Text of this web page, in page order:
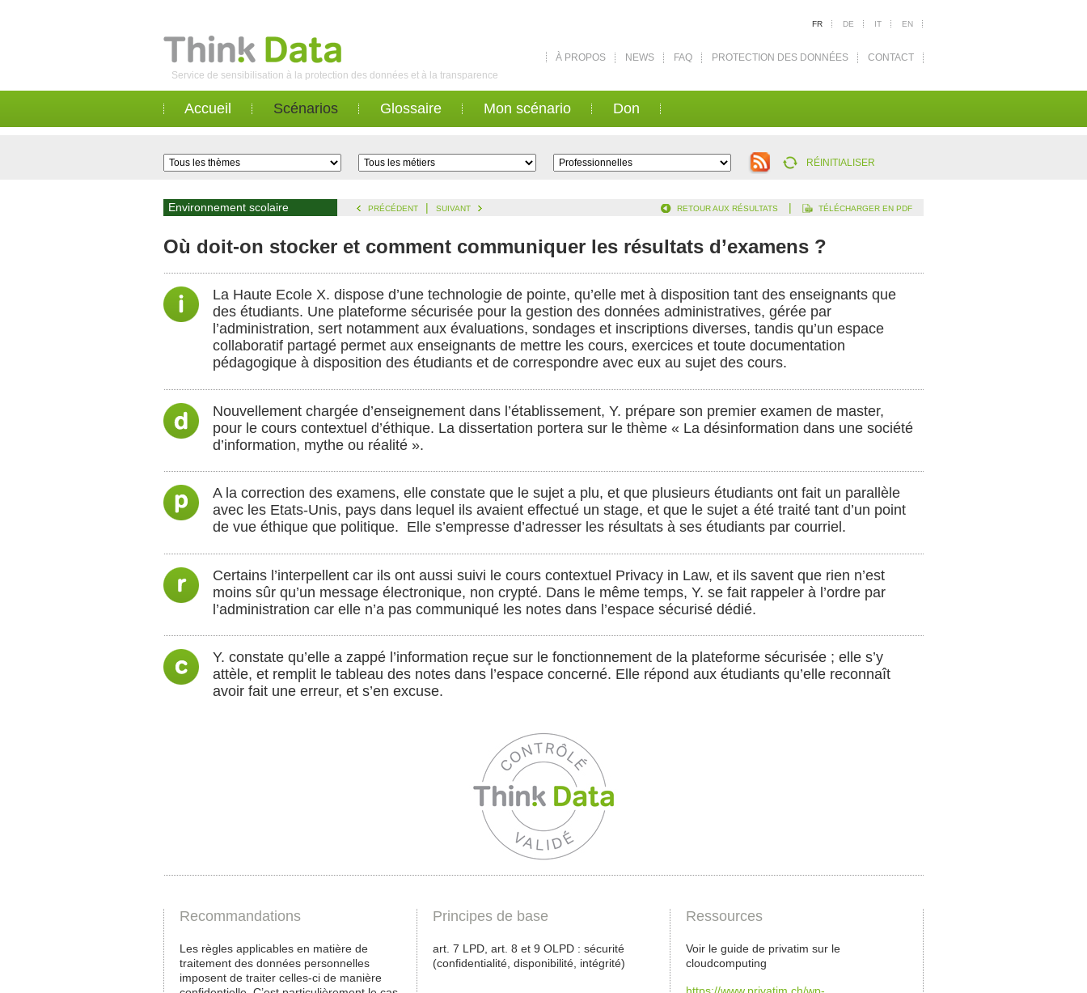
Service de sensibilisation à la protection des données et à la transparence
FR DE IT EN
À PROPOS NEWS FAQ PROTECTION DES DONNÉES CONTACT
Accueil Scénarios Glossaire Mon scénario Don
RÉINITIALISER
Environnement scolaire PRÉCÉDENT | SUIVANT RETOUR AUX RÉSULTATS | TÉLÉCHARGER EN PDF
Où doit-on stocker et comment communiquer les résultats d’examens ?
La Haute Ecole X. dispose d’une technologie de pointe, qu’elle met à disposition tant des enseignants que
des étudiants. Une plateforme sécurisée pour la gestion des données administratives, gérée par
l’administration, sert notamment aux évaluations, sondages et inscriptions diverses, tandis qu’un espace
collaboratif partagé permet aux enseignants de mettre les cours, exercices et toute documentation
pédagogique à disposition des étudiants et de correspondre avec eux au sujet des cours.
Nouvellement chargée d’enseignement dans l’établissement, Y. prépare son premier examen de master,
pour le cours contextuel d’éthique. La dissertation portera sur le thème « La désinformation dans une société
d’information, mythe ou réalité ».
A la correction des examens, elle constate que le sujet a plu, et que plusieurs étudiants ont fait un parallèle
avec les Etats-Unis, pays dans lequel ils avaient effectué un stage, et que le sujet a été traité tant d’un point
de vue éthique que politique. Elle s’empresse d’adresser les résultats à ses étudiants par courriel.
Certains l’interpellent car ils ont aussi suivi le cours contextuel Privacy in Law, et ils savent que rien n’est
moins sûr qu’un message électronique, non crypté. Dans le même temps, Y. se fait rappeler à l’ordre par
l’administration car elle n’a pas communiqué les notes dans l’espace sécurisé dédié.
Y. constate qu’elle a zappé l’information reçue sur le fonctionnement de la plateforme sécurisée ; elle s’y
attèle, et remplit le tableau des notes dans l’espace concerné. Elle répond aux étudiants qu’elle reconnaît
avoir fait une erreur, et s’en excuse.
Recommandations
Les règles applicables en matière de
traitement des données personnelles
imposent de traiter celles-ci de manière
Principes de base
art. 7 LPD, art. 8 et 9 OLPD : sécurité
(confidentialité, disponibilité, intégrité)
Ressources
Voir le guide de privatim sur le
cloudcomputing